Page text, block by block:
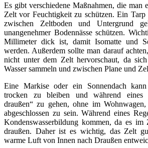
Es gibt verschiedene Maßnahmen, die man
Zelt vor Feuchtigkeit zu schützen. Ein Tarp
zwischen Zeltboden und Untergrund
unangenehmer Bodennässe schützen.
Millimeter dick ist, damit Isomatte und
werden. Außerdem sollte man darauf
nicht unter dem Zelt hervorschaut, da
Wasser sammeln und zwischen Plane und
Eine Markise oder ein Sonnendach
trocken zu bleiben und während eines
draußen“ zu gehen, ohne im
abgeschlossen zu sein. Während eines
Kondenswasserbildung kommen, da es
draußen. Daher ist es wichtig, das Zelt
warme Luft von Innen nach Draußen